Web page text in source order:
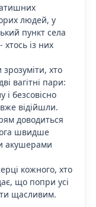
людей, у
пункт села
із них
хто
вагітні пари:
і безсовісно
відійшли.
доводиться
швидше
акушерами
кожного, хто
що попри усі
щасливим.